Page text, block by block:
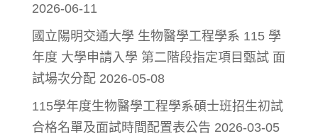
2026-06-11
國立陽明交通大學 生物醫學工程學系 115 學
年度 大學申請入學 第二階段指定項目甄試 面
試場次分配 2026-05-08
115學年度生物醫學工程學系碩士班招生初試
合格名單及面試時間配置表公告 2026-03-05